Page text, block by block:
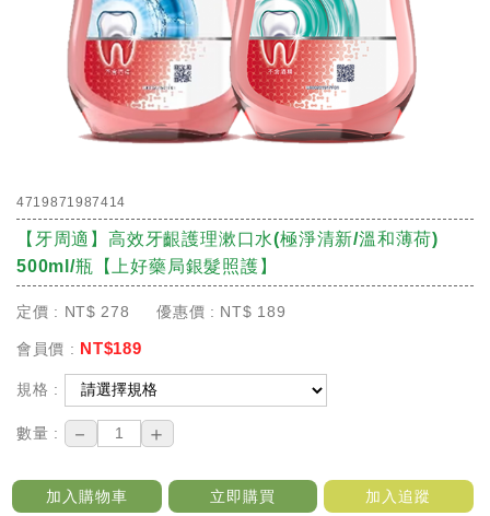
4719871987414
【牙周適】高效牙齦護理漱口水(極淨清新/溫和薄荷)
500ml/瓶【上好藥局銀髮照護】
定價 : NT$ 278 優惠價 : NT$ 189
會員價 : NT$189
規格 :
數量 : － ＋
加入購物車 立即購買 加入追蹤